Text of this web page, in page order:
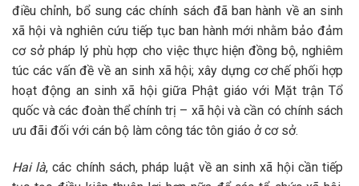
điều chỉnh, bổ sung các chính sách đã ban hành về an sinh
xã hội và nghiên cứu tiếp tục ban hành mới nhằm bảo đảm
cơ sở pháp lý phù hợp cho việc thực hiện đồng bộ, nghiêm
túc các vấn đề về an sinh xã hội; xây dựng cơ chế phối hợp
hoạt động an sinh xã hội giữa Phật giáo với Mặt trận Tổ
quốc và các đoàn thể chính trị – xã hội và cần có chính sách
ưu đãi đối với cán bộ làm công tác tôn giáo ở cơ sở.
Hai là, các chính sách, pháp luật về an sinh xã hội cần tiếp